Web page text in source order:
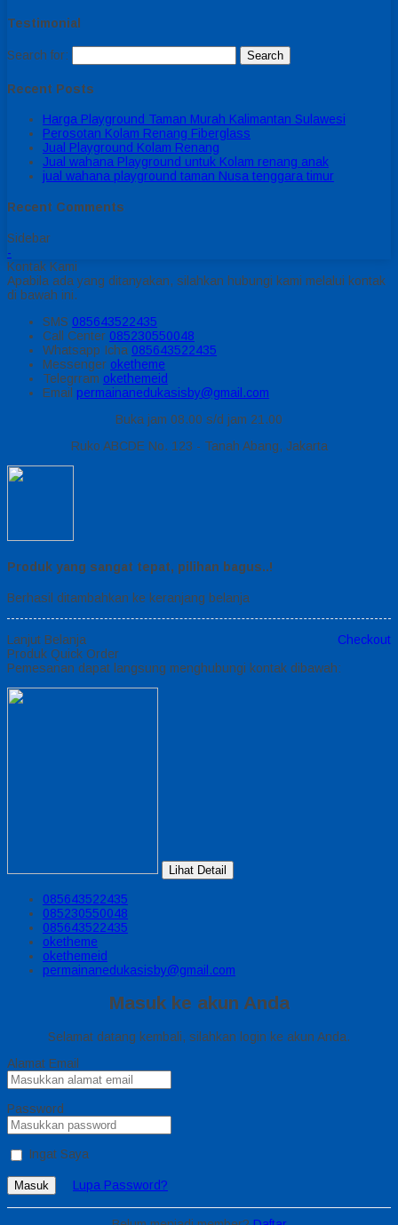
Testimonial
Search for:
Recent Posts
Harga Playground Taman Murah Kalimantan Sulawesi
Perosotan Kolam Renang Fiberglass
Jual Playground Kolam Renang
Jual wahana Playground untuk Kolam renang anak
jual wahana playground taman Nusa tenggara timur
Recent Comments
Sidebar
-
Kontak Kami
Apabila ada yang ditanyakan, silahkan hubungi kami melalui kontak
di bawah ini.
SMS 085643522435
Call Center 085230550048
Whatsapp Icha 085643522435
Messenger oketheme
Telegrram okethemeid
Email permainanedukasisby@gmail.com
Buka jam 08.00 s/d jam 21.00
Ruko ABCDE No. 123 - Tanah Abang, Jakarta
Produk yang sangat tepat, pilihan bagus..!
Berhasil ditambahkan ke keranjang belanja
Lanjut Belanja
Checkout
Produk Quick Order
Pemesanan dapat langsung menghubungi kontak dibawah:
Lihat Detail
085643522435
085230550048
085643522435
oketheme
okethemeid
permainanedukasisby@gmail.com
Masuk ke akun Anda
Selamat datang kembali, silahkan login ke akun Anda.
Alamat Email
Password
Ingat Saya
Masuk Lupa Password?